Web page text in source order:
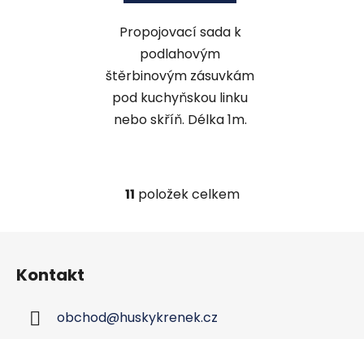
Propojovací sada k
podlahovým
štěrbinovým zásuvkám
pod kuchyňskou linku
nebo skříň. Délka 1m.
O
c
í
11 položek celkem
Kontakt
obchod@huskykrenek.cz